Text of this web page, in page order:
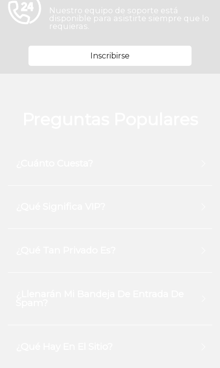
Nuestro equipo de soporte está
disponible para asistirte siempre que lo
requieras.
Inscribirse